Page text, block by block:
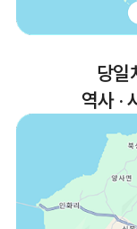
당일
역사 ·